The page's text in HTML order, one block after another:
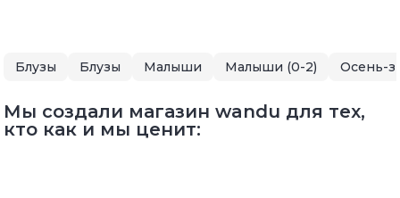
Блузы Блузы Малыши Малыши (0-2) Осень-
Мы создали магазин wandu для тех,
кто как и мы ценит: